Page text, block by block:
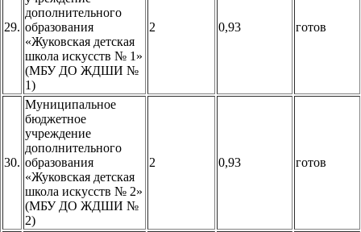
29.
дополнительного
образования
«Жуковская детская
школа искусств № 1»
(МБУ ДО ЖДШИ №
1)
2 0,93 готов
30.
Муниципальное
бюджетное
учреждение
дополнительного
образования
«Жуковская детская
школа искусств № 2»
(МБУ ДО ЖДШИ №
2)
2 0,93 готов